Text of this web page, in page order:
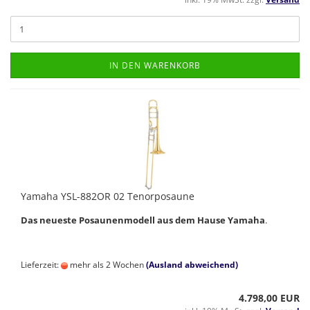
IN DEN WARENKORB
Yamaha YSL-882OR 02 Tenorposaune
Das neueste Posaunenmodell aus dem Hause Yamaha.
Lieferzeit: mehr als 2 Wochen(Ausland abweichend)
4.798,00 EUR